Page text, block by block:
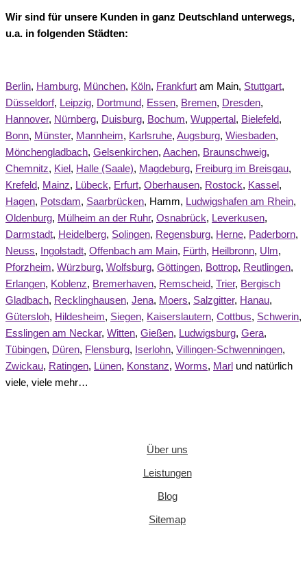
Wir sind für unsere Kunden in ganz Deutschland unterwegs,
u.a. in folgenden Städten:
Berlin, Hamburg, München, Köln, Frankfurt am Main, Stuttgart,
Düsseldorf, Leipzig, Dortmund, Essen, Bremen, Dresden,
Hannover, Nürnberg, Duisburg, Bochum, Wuppertal , Bielefeld,
Bonn, Münster, Mannheim, Karlsruhe, Augsburg, Wiesbaden,
Mönchengladbach, Gelsenkirchen, Aachen, Braunschweig,
Chemnitz, Kiel , Halle (Saale), Magdeburg, Freiburg im Breisgau,
Krefeld, Mainz, Lübeck, Erfurt, Oberhausen, Rostock, Kassel ,
Hagen, Potsdam, Saarbrücken, Hamm, Ludwigshafen am Rhein,
Oldenburg, Mülheim an der Ruhr, Osnabrück, Leverkusen,
Darmstadt, Heidelberg, Solingen, Regensburg, Herne, Paderborn,
Neuss, Ingolstadt, Offenbach am Main, Fürth, Heilbronn, Ulm,
Pforzheim, Würzburg, Wolfsburg, Göttingen, Bottrop, Reutlingen,
Erlangen, Koblenz, Bremerhaven, Remscheid, Trier, Bergisch
Gladbach, Recklinghausen, Jena, Moers, Salzgitter, Hanau,
Gütersloh, Hildesheim, Siegen, Kaiserslautern, Cottbus, Schwerin,
Esslingen am Neckar, Witten, Gießen, Ludwigsburg, Gera,
Tübingen, Düren, Flensburg, Iserlohn, Villingen-Schwenningen,
Zwickau, Ratingen, Lünen, Konstanz, Worms, Marl und natürlich
viele, viele mehr…
Über uns
Leistungen
Blog
Sitemap